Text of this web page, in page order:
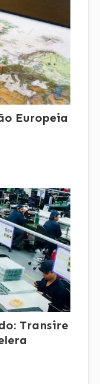
Europeia
Transire